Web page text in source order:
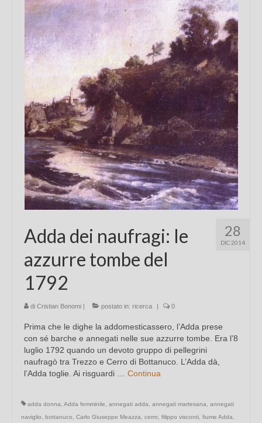
Chi sono
FAQ
Contatti
28
DIC 2014
Adda dei naufragi: le
azzurre tombe del
1792
di Cristian Bonomi | postato in: ricerca | 0
Prima che le dighe la addomesticassero, l’Adda prese
con sé barche e annegati nelle sue azzurre tombe. Era l’8
luglio 1792 quando un devoto gruppo di pellegrini
naufragò tra Trezzo e Cerro di Bottanuco. L’Adda dà,
l’Adda toglie. Ai risguardi … Continua
adda donna Adda femminile annegati adda annegati martesana
annegati
naviglio
bottanuco Carlo Giuseppe Meazza cerro filippo visconti fiume Adda